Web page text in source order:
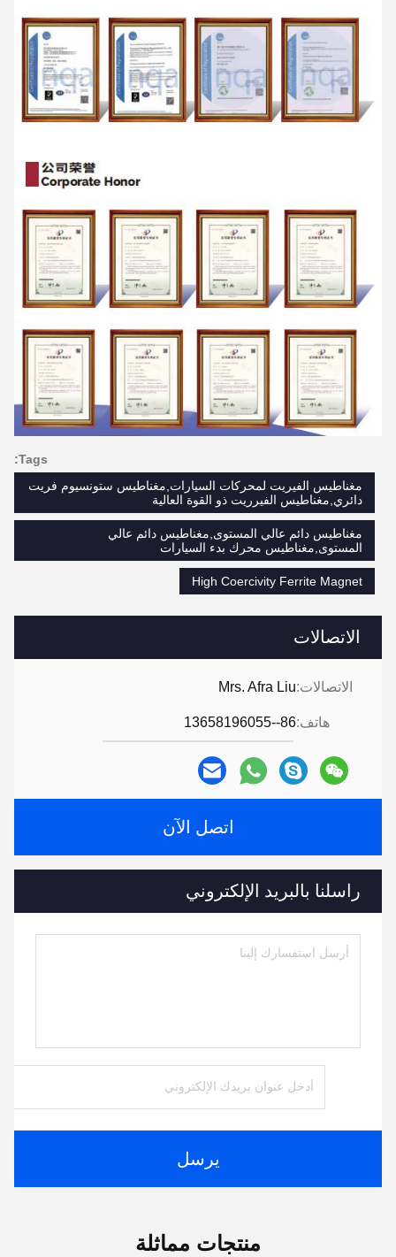
الاتصالات
الاتصالات:Mrs. Afra Liu
هاتف:86--13658196055
اتصل الآن
راسلنا بالبريد الإلكتروني
يرسل
Tags:
مغناطيس الفيريت لمحركات السيارات,مغناطيس ستونسيوم فريت
دائري,مغناطيس الفيرريت ذو القوة العالية
مغناطيس دائم عالي المستوى,مغناطيس دائم عالي
المستوى,مغناطيس محرك بدء السيارات
High Coercivity Ferrite Magnet
منتجات مماثلة